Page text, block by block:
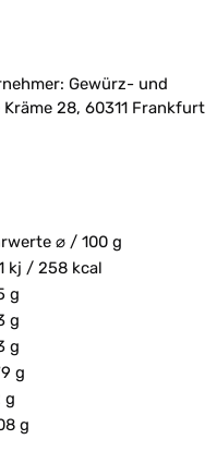
Gewürz- und
28, 60311 Frankfurt
⌀ / 100 g
kj / 258 kcal
g
g
g
g
g
g